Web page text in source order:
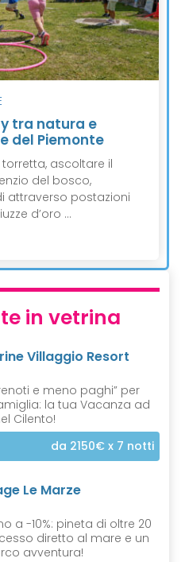
tra natura e
del Piemonte
ascoltare il
del bosco,
attraverso postazioni
d’oro ...
in vetrina
Villaggio Resort
e meno paghi” per
la tua Vacanza ad
Cilento!
da 2150€ x 7 notti
Le Marze
a -10%: pineta di oltre 20
diretto al mare e un
avventura!